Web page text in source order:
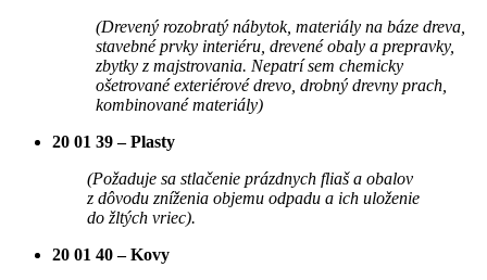
(Drevený rozobratý nábytok, materiály na báze dreva,
stavebné prvky interiéru, drevené obaly a prepravky,
zbytky z majstrovania. Nepatrí sem chemicky
ošetrované exteriérové drevo, drobný drevny prach,
kombinované materiály)
20 01 39 – Plasty
(Požaduje sa stlačenie prázdnych fliaš a obalov
z dôvodu zníženia objemu odpadu a ich uloženie
do žltých vriec).
20 01 40 – Kovy